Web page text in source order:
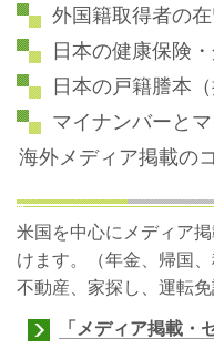
外国籍取得者の
日本の健康保険
日本の戸籍謄本
マイナンバーと
海外メディア掲載の
米国を中心にメディア
けます。（年金、帰国
不動産、家探し、運転
「メディア掲載・